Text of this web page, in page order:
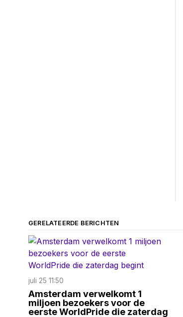
GERELATEERDE BERICHTEN
juli 25 11:50
Amsterdam verwelkomt 1
miljoen bezoekers voor de
eerste WorldPride die zaterdag